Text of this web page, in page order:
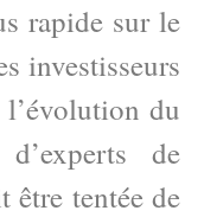
rapide sur le
investisseurs
du
de
être tentée de